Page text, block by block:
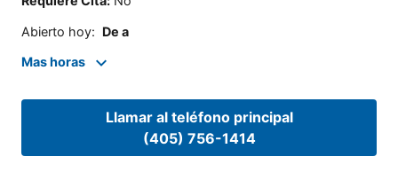
Abierto hoy: De a
Mas horas
Llamar al teléfono principal
(405) 756-1414